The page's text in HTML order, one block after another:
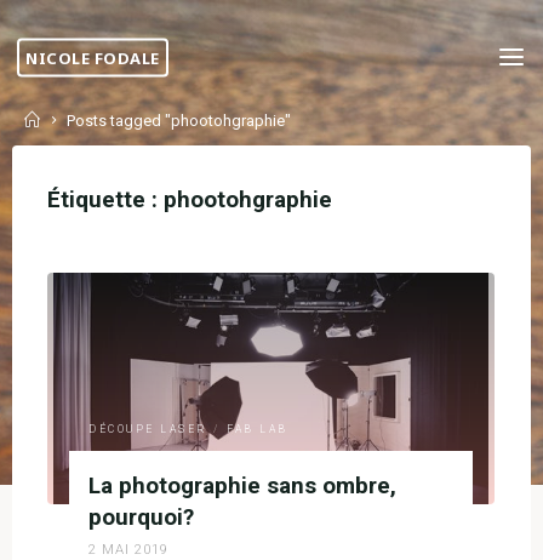
to
content
NICOLE FODALE
HomePosts tagged "phootohgraphie"
Étiquette : phootohgraphie
DÉCOUPE LASER / FAB LAB
La photographie sans ombre,
pourquoi?
2 MAI 2019